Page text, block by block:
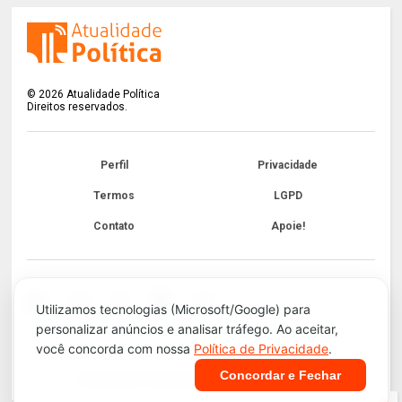
Utilizamos tecnologias (Microsoft/Google) para
personalizar anúncios e analisar tráfego. Ao aceitar,
você concorda com nossa Política de Privacidade.
Concordar e Fechar
© 2026 Atualidade Política
Direitos reservados.
Perfil Privacidade
Termos LGPD
Contato Apoie!
Infraestrutura e Segurança. Tecnologia do Blogger.